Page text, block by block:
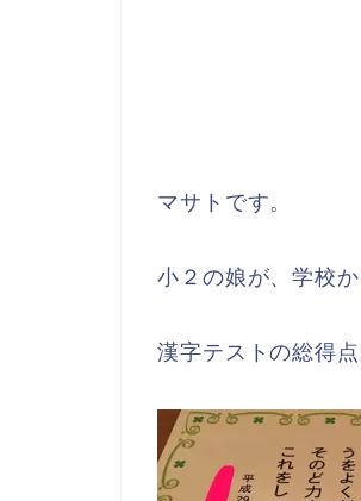
マサトです。
小２の娘が、学校
漢字テストの総得